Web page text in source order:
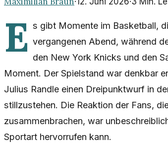
E s gibt Momente im Basketball,
vergangenen Abend, während
den New York Knicks und den
Moment. Der Spielstand war denkbar
Julius Randle einen Dreipunktwurf in
stillzustehen. Die Reaktion der Fans,
zusammenbrachen, war
Sportart hervorrufen kann.